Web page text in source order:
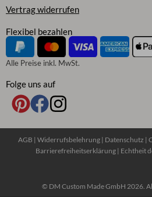
Vertrag widerrufen
Flexibel bezahlen
Alle Preise inkl. MwSt.
Folge uns auf
© DM Custom Made GmbH 2026.
AGB | Widerrufsbelehrung | Datenschutz |
Barrierefreiheitserklärung| Echtheit